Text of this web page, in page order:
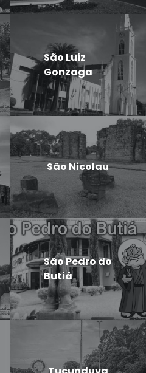
São Luiz
Gonzaga
São Nicolau
São Pedro do
Butiá